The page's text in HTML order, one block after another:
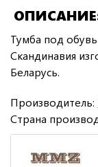
ОПИСАНИЕ
Тумба под
Скандинавия
Беларусь.
Производитель:
Страна